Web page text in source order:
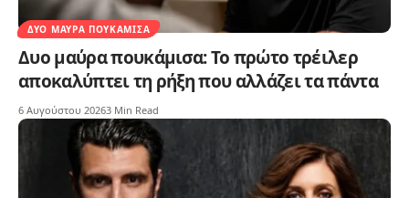
ΔΥΟ ΜΑΎΡΑ ΠΟΥΚΆΜΙΣΑ
Δυο μαύρα πουκάμισα: Το πρώτο τρέιλερ
αποκαλύπτει τη ρήξη που αλλάζει τα πάντα
6 Αυγούστου 20263 Min Read